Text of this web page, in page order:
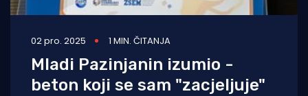
02 pro. 2025 1 MIN. ČITANJA
Mladi Pazinjanin izumio -
beton koji se sam "zacjeljuje"